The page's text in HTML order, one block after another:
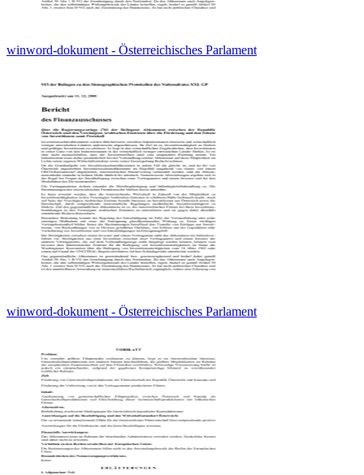
winword-dokument - Österreichisches Parlament
winword-dokument - Österreichisches Parlament